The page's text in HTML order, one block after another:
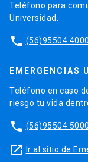
Teléfono para
Universidad.
phone (56)95504 4000
EMERGENCIAS
Teléfono en caso
riesgo tu vida
phone (56)95504 5000
launch Ir al sitio de